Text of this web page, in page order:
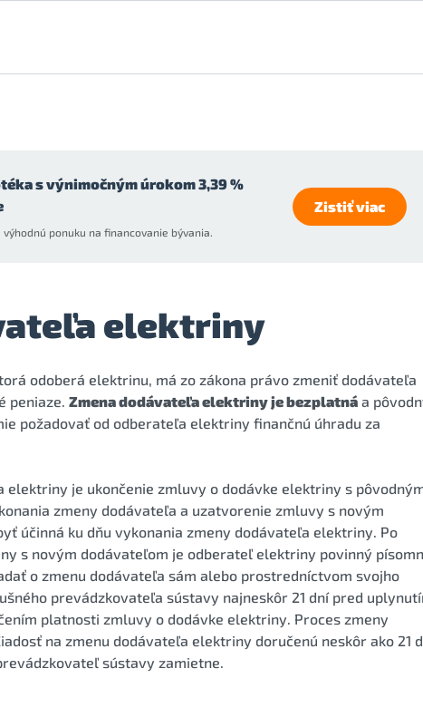
s výnimočným úrokom 3,39 %
výhodnú ponuku na financovanie bývania.
Zistiť viac
elektriny
odoberá elektrinu, má zo zákona právo zmeniť dodávateľa
peniaze. Zmena dodávateľa elektriny je bezplatná a
požadovať od odberateľa elektriny finančnú úhradu za
elektriny je ukončenie zmluvy o dodávke elektriny s
zmeny dodávateľa a uzatvorenie zmluvy s novým
účinná ku dňu vykonania zmeny dodávateľa elektriny. Po
s novým dodávateľom je odberateľ elektriny povinný
o zmenu dodávateľa sám alebo prostredníctvom svojho
prevádzkovateľa sústavy najneskôr 21 dní pred
platnosti zmluvy o dodávke elektriny. Proces zmeny
na zmenu dodávateľa elektriny doručenú neskôr ako 21
sústavy zamietne.